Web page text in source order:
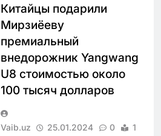
Китайцы подарили
Мирзиёеву
премиальный
внедорожник Yangwang
U8 стоимостью около
100 тысяч долларов
Vaib.uz 25.01.2024 0
1